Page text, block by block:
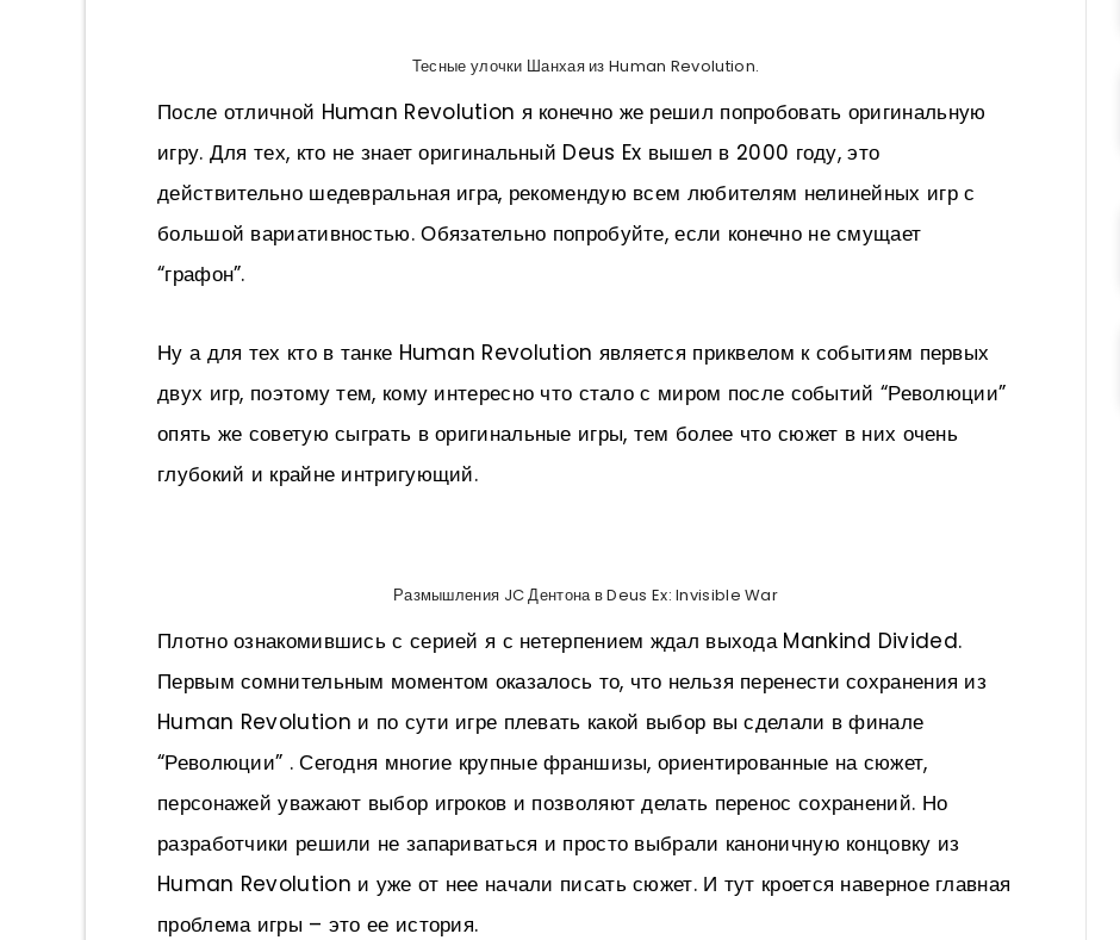
Тесные улочки Шанхая из Human Revolution.
После отличной Human Revolution я конечно же решил попробовать оригинальную
игру. Для тех, кто не знает оригинальный Deus Ex вышел в 2000 году, это
действительно шедевральная игра, рекомендую всем любителям нелинейных игр с
большой вариативностью. Обязательно попробуйте, если конечно не смущает
“графон”.
Ну а для тех кто в танке Human Revolution является приквелом к событиям первых
двух игр, поэтому тем, кому интересно что стало с миром после событий “Революции”
опять же советую сыграть в оригинальные игры, тем более что сюжет в них очень
глубокий и крайне интригующий.
Размышления JC Дентона в Deus Ex: Invisible War
Плотно ознакомившись с серией я с нетерпением ждал выхода Mankind Divided.
Первым сомнительным моментом оказалось то, что нельзя перенести сохранения из
Human Revolution и по сути игре плевать какой выбор вы сделали в финале
“Революции” . Сегодня многие крупные франшизы, ориентированные на сюжет,
персонажей уважают выбор игроков и позволяют делать перенос сохранений. Но
разработчики решили не запариваться и просто выбрали каноничную концовку из
Human Revolution и уже от нее начали писать сюжет. И тут кроется наверное главная
проблема игры – это ее история.